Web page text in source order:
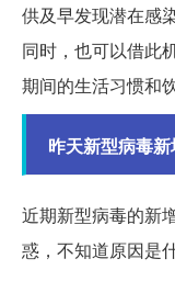
供及早发现潜在感
同时，也可以借此
期间的生活习惯和
昨天新型病毒
近期新型病毒的新
惑，不知道原因是什